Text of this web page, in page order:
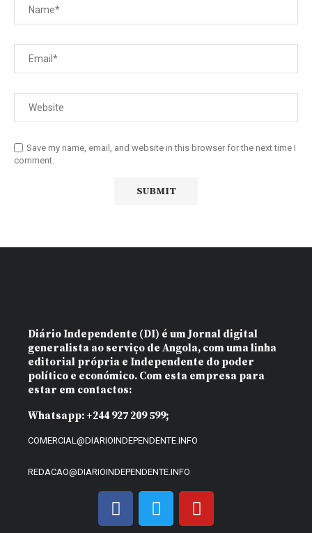
Save my name, email, and website in this browser for the next time I
comment.
Diário Independente (DI) é um Jornal digital
generalista ao serviço de Angola, com uma linha
editorial própria e Independente do poder
político e económico. Com esta empresa para
estar em contactos:
Whatsapp: +244 927 209 599;
COMERCIAL@DIARIOINDEPENDENTE.INFO
REDACAO@DIARIOINDEPENDENTE.INFO